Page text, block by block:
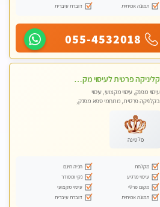
תמונה אמיתית
דוברת עיברית
055-4532018
קליניקה פרטית לעיסוי מקצועי ואלטרנטיבי ברמה גבוהה VIP תתקשר ..... highly recommended..new in the city
עיסוי מפנק, עיסוי מקצועי, עיסוי
בקלניקה פרטית, מתחמי ספא מפנק,
טנטרה, עיסוי מגבר לגבר, עיסוי מגבר
לאישה
פלטינה
מקלחת
חניה חינם
עיסוי מרגיע
נקי ומסודר
מקום פרטי
עיסוי מקצועי
תמונה אמיתית
דוברת עיברית